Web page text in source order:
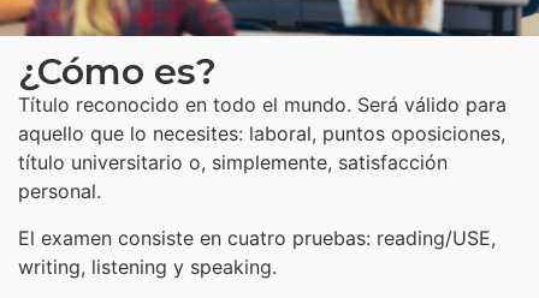
¿Cómo es?
Título reconocido en todo el mundo. Será válido para
aquello que lo necesites: laboral, puntos oposiciones,
título universitario o, simplemente, satisfacción
personal.
El examen consiste en cuatro pruebas: reading/USE,
writing, listening y speaking.